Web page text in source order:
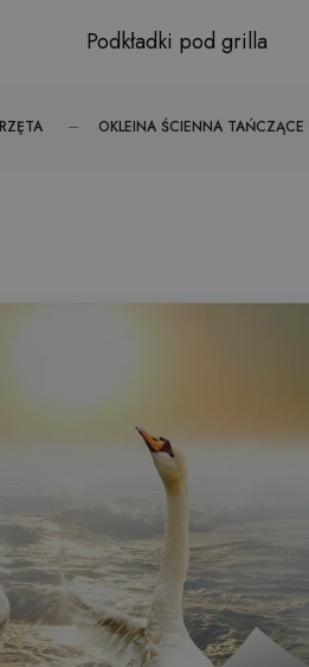
Podkładki pod grilla
OKLEINA ŚCIENNA